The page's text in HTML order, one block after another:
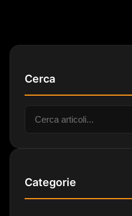
Cerca
Cerca:
Categorie